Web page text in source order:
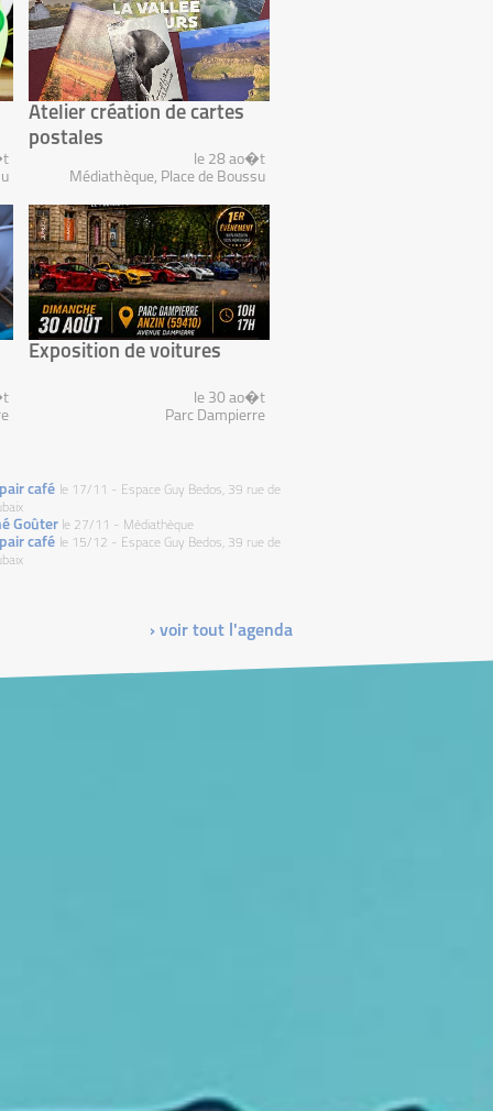
Atelier création de cartes
postales
le 28 ao�t
Médiathèque, Place de Boussu
Exposition de voitures
le 30 ao�t
Parc Dampierre
café le 17/11 - Espace Guy Bedos, 39 rue de
Goûter le 27/11 - Médiathèque
café le 15/12 - Espace Guy Bedos, 39 rue de
› voir tout l'agenda